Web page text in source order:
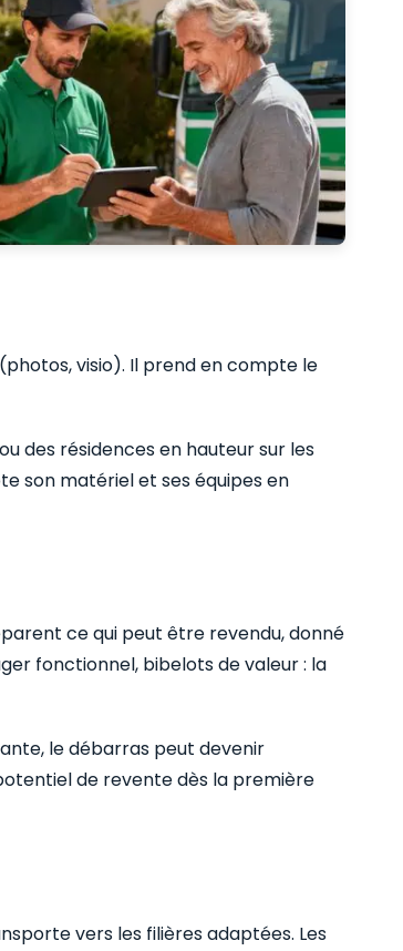
visio). Il prend en compte le
des résidences en hauteur sur les
son matériel et ses équipes en
ce qui peut être revendu, donné
fonctionnel, bibelots de valeur : la
le débarras peut devenir
de revente dès la première
vers les filières adaptées. Les